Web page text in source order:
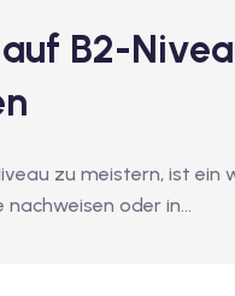
B2-
zu meistern, ist
nachweisen oder in…